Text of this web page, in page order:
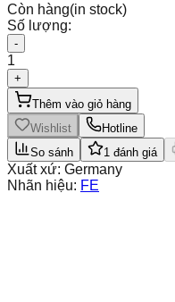
Còn hàng(in stock)
Số lượng:
-
1
+
Thêm vào giỏ hàng
Wishlist
Hotline
So sánh
1 đánh giá
Xuất xứ: Germany
Nhãn hiệu: FE